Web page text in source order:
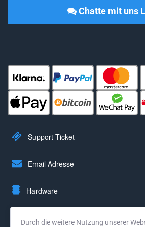
Chatte mit uns
Support-Ticket
Email Adresse
Hardware
Rechenzentrum
Durch die weitere Nutzung unserer